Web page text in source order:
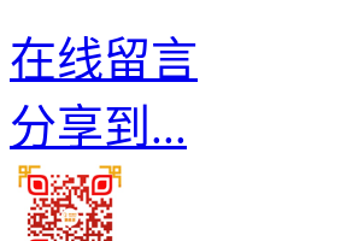
在线留言
分享到...